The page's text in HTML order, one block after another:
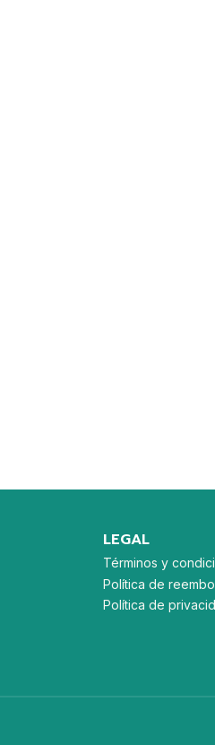
LEGAL
Términos y
Política de
Política de